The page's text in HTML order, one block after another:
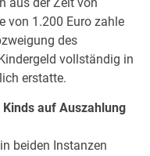
von 1.200 Euro zahle
des
vollständig in
erstatte.
auf Auszahlung
beiden Instanzen